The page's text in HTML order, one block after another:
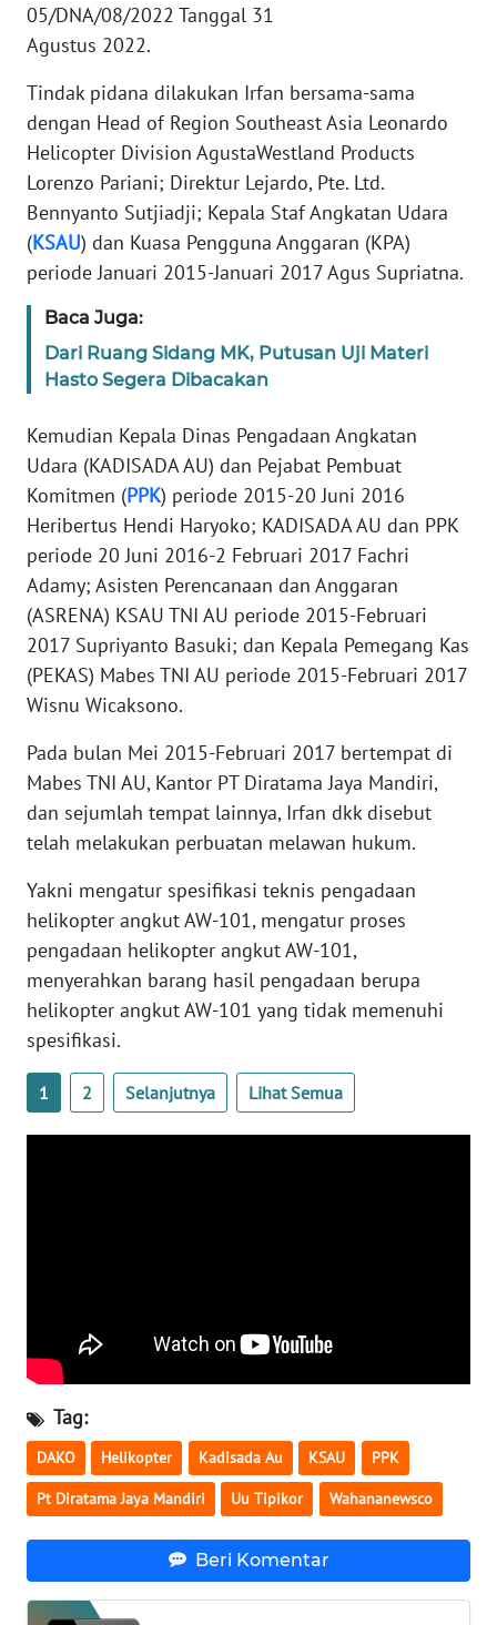
05/DNA/08/2022 Tanggal 31
Agustus 2022.
Tindak pidana dilakukan Irfan bersama-sama
dengan Head of Region Southeast Asia Leonardo
Helicopter Division AgustaWestland Products
Lorenzo Pariani; Direktur Lejardo, Pte. Ltd.
Bennyanto Sutjiadji; Kepala Staf Angkatan Udara
(KSAU) dan Kuasa Pengguna Anggaran (KPA)
periode Januari 2015-Januari 2017 Agus Supriatna.
Baca Juga:
Dari Ruang Sidang MK, Putusan Uji Materi
Hasto Segera Dibacakan
Kemudian Kepala Dinas Pengadaan Angkatan
Udara (KADISADA AU) dan Pejabat Pembuat
Komitmen (PPK) periode 2015-20 Juni 2016
Heribertus Hendi Haryoko; KADISADA AU dan PPK
periode 20 Juni 2016-2 Februari 2017 Fachri
Adamy; Asisten Perencanaan dan Anggaran
(ASRENA) KSAU TNI AU periode 2015-Februari
2017 Supriyanto Basuki; dan Kepala Pemegang Kas
(PEKAS) Mabes TNI AU periode 2015-Februari 2017
Wisnu Wicaksono.
Pada bulan Mei 2015-Februari 2017 bertempat di
Mabes TNI AU, Kantor PT Diratama Jaya Mandiri,
dan sejumlah tempat lainnya, Irfan dkk disebut
telah melakukan perbuatan melawan hukum.
Yakni mengatur spesifikasi teknis pengadaan
helikopter angkut AW-101, mengatur proses
pengadaan helikopter angkut AW-101,
menyerahkan barang hasil pengadaan berupa
helikopter angkut AW-101 yang tidak memenuhi
spesifikasi.
1 2 Selanjutnya Lihat Semua
Tag:
DAKO Helikopter Kadisada Au KSAU PPK
Pt Diratama Jaya Mandiri Uu Tipikor Wahananewsco
Beri Komentar
JAKARTA
JABAR
WN
BANTEN
WN
WN
PAPUA
BARAT
WN
RIAU
WN
SERAMBI
WN
JAMBI
WN
SULTRA
WN
WN
SULTENG
WN
SULBAR
SUMSEL
BENGKULU
WN
LAMPUNG